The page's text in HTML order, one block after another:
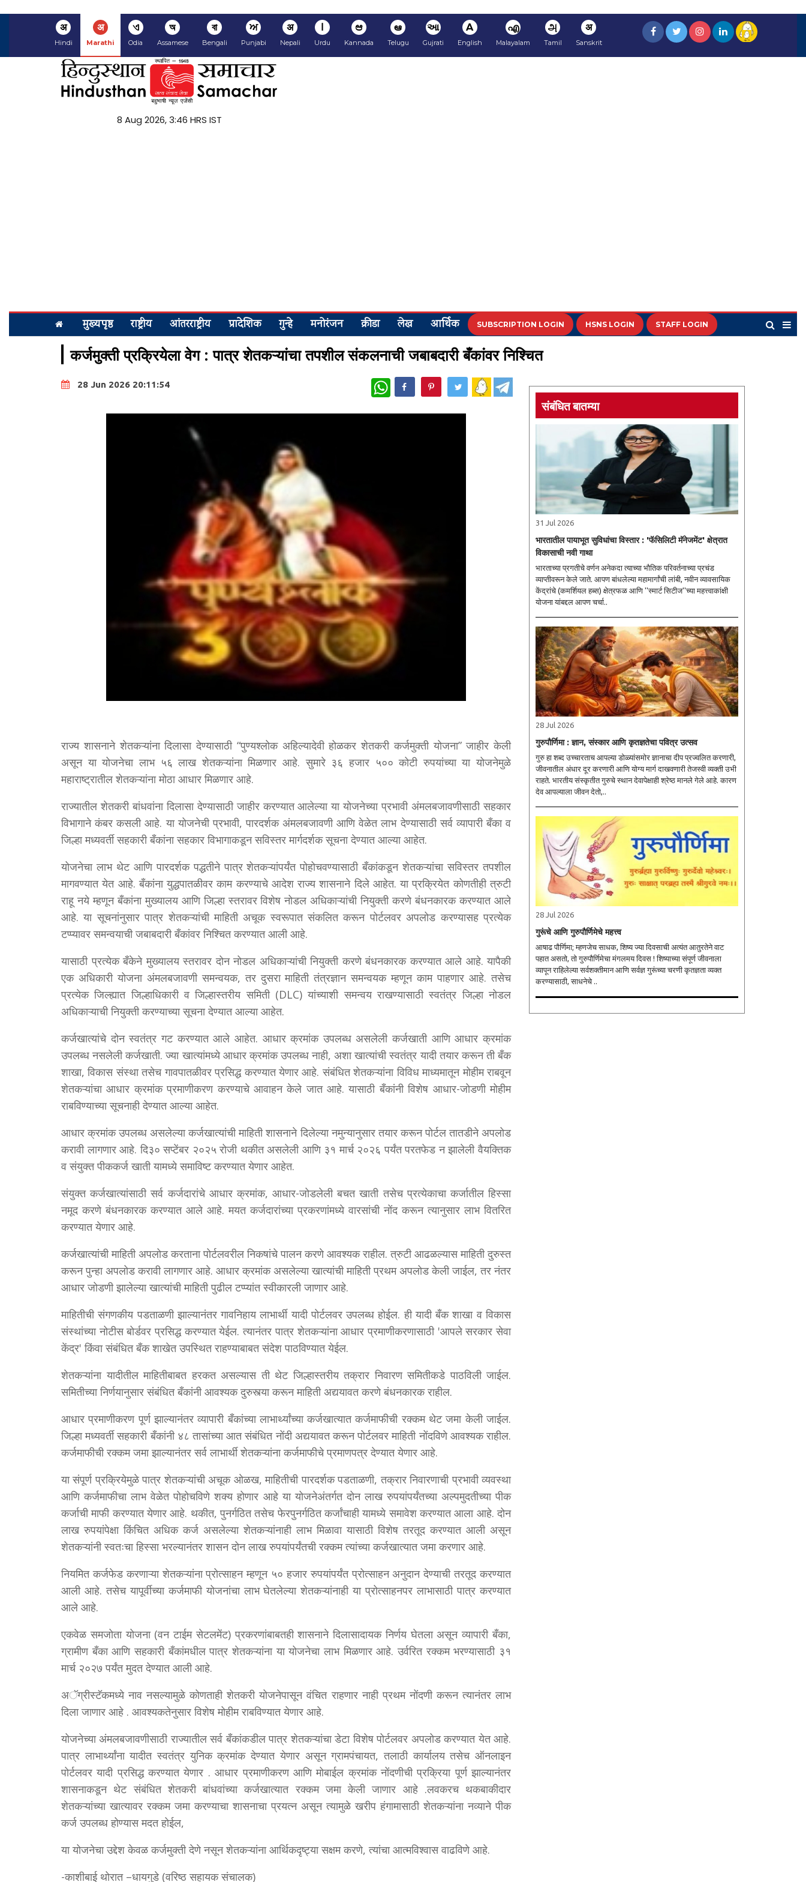
अ
Hindi
अ
Marathi
ଏ
Odia
অ
Assamese
বা
Bengali
ਅ
Punjabi
अ
Nepali
ا
Urdu
ಆ
Kannada
ఆ
Telugu
આ
Gujrati
A
English
എ
Malayalam
அ
Tamil
अ
Sanskrit
8 Aug 2026, 3:46 HRS IST
मुख्यपृष्ठ राष्ट्रीय आंतरराष्ट्रीय प्रादेशिक गुन्हे मनोरंजन क्रीडा लेख आर्थिक SUBSCRIPTION LOGIN HSNS LOGIN STAFF LOGIN
कर्जमुक्ती प्रक्रियेला वेग : पात्र शेतकऱ्यांचा तपशील संकलनाची जबाबदारी बँकांवर निश्चित
28 Jun 2026 20:11:54 WhatsApp
राज्य शासनाने शेतकऱ्यांना दिलासा देण्यासाठी “पुण्यश्लोक अहिल्यादेवी होळकर शेतकरी कर्जमुक्ती योजना” जाहीर केली
असून या योजनेचा लाभ ५६ लाख शेतकऱ्यांना मिळणार आहे. सुमारे ३६ हजार ५०० कोटी रुपयांच्या या योजनेमुळे
महाराष्ट्रातील शेतकऱ्यांना मोठा आधार मिळणार आहे.
राज्यातील शेतकरी बांधवांना दिलासा देण्यासाठी जाहीर करण्यात आलेल्या या योजनेच्या प्रभावी अंमलबजावणीसाठी सहकार
विभागाने कंबर कसली आहे. या योजनेची प्रभावी, पारदर्शक अंमलबजावणी आणि वेळेत लाभ देण्यासाठी सर्व व्यापारी बँका व
जिल्हा मध्यवर्ती सहकारी बँकांना सहकार विभागाकडून सविस्तर मार्गदर्शक सूचना देण्यात आल्या आहेत.
योजनेचा लाभ थेट आणि पारदर्शक पद्धतीने पात्र शेतकऱ्यांपर्यंत पोहोचवण्यासाठी बँकांकडून शेतकऱ्यांचा सविस्तर तपशील
मागवण्यात येत आहे. बँकांना युद्धपातळीवर काम करण्याचे आदेश राज्य शासनाने दिले आहेत. या प्रक्रियेत कोणतीही त्रुटी
राहू नये म्हणून बँकांना मुख्यालय आणि जिल्हा स्तरावर विशेष नोडल अधिकाऱ्यांची नियुक्ती करणे बंधनकारक करण्यात आले
आहे. या सूचनांनुसार पात्र शेतकऱ्यांची माहिती अचूक स्वरूपात संकलित करून पोर्टलवर अपलोड करण्यासह प्रत्येक
टप्प्यावर समन्वयाची जबाबदारी बँकांवर निश्चित करण्यात आली आहे.
यासाठी प्रत्येक बँकेने मुख्यालय स्तरावर दोन नोडल अधिकाऱ्यांची नियुक्ती करणे बंधनकारक करण्यात आले आहे. यापैकी
एक अधिकारी योजना अंमलबजावणी समन्वयक, तर दुसरा माहिती तंत्रज्ञान समन्वयक म्हणून काम पाहणार आहे. तसेच
प्रत्येक जिल्ह्यात जिल्हाधिकारी व जिल्हास्तरीय समिती (DLC) यांच्याशी समन्वय राखण्यासाठी स्वतंत्र जिल्हा नोडल
अधिकाऱ्याची नियुक्ती करण्याच्या सूचना देण्यात आल्या आहेत.
कर्जखात्यांचे दोन स्वतंत्र गट करण्यात आले आहेत. आधार क्रमांक उपलब्ध असलेली कर्जखाती आणि आधार क्रमांक
उपलब्ध नसलेली कर्जखाती. ज्या खात्यांमध्ये आधार क्रमांक उपलब्ध नाही, अशा खात्यांची स्वतंत्र यादी तयार करून ती बँक
शाखा, विकास संस्था तसेच गावपातळीवर प्रसिद्ध करण्यात येणार आहे. संबंधित शेतकऱ्यांना विविध माध्यमातून मोहीम राबवून
शेतकऱ्यांचा आधार क्रमांक प्रमाणीकरण करण्याचे आवाहन केले जात आहे. यासाठी बँकांनी विशेष आधार-जोडणी मोहीम
राबविण्याच्या सूचनाही देण्यात आल्या आहेत.
आधार क्रमांक उपलब्ध असलेल्या कर्जखात्यांची माहिती शासनाने दिलेल्या नमुन्यानुसार तयार करून पोर्टल तातडीने अपलोड
करावी लागणार आहे. दि३० सप्टेंबर २०२५ रोजी थकीत असलेली आणि ३१ मार्च २०२६ पर्यंत परतफेड न झालेली वैयक्तिक
व संयुक्त पीककर्ज खाती यामध्ये समाविष्ट करण्यात येणार आहेत.
संयुक्त कर्जखात्यांसाठी सर्व कर्जदारांचे आधार क्रमांक, आधार-जोडलेली बचत खाती तसेच प्रत्येकाचा कर्जातील हिस्सा
नमूद करणे बंधनकारक करण्यात आले आहे. मयत कर्जदारांच्या प्रकरणांमध्ये वारसांची नोंद करून त्यानुसार लाभ वितरित
करण्यात येणार आहे.
कर्जखात्यांची माहिती अपलोड करताना पोर्टलवरील निकषांचे पालन करणे आवश्यक राहील. त्रुटी आढळल्यास माहिती दुरुस्त
करून पुन्हा अपलोड करावी लागणार आहे. आधार क्रमांक असलेल्या खात्यांची माहिती प्रथम अपलोड केली जाईल, तर नंतर
आधार जोडणी झालेल्या खात्यांची माहिती पुढील टप्प्यांत स्वीकारली जाणार आहे.
माहितीची संगणकीय पडताळणी झाल्यानंतर गावनिहाय लाभार्थी यादी पोर्टलवर उपलब्ध होईल. ही यादी बँक शाखा व विकास
संस्थांच्या नोटीस बोर्डवर प्रसिद्ध करण्यात येईल. त्यानंतर पात्र शेतकऱ्यांना आधार प्रमाणीकरणासाठी 'आपले सरकार सेवा
केंद्र' किंवा संबंधित बँक शाखेत उपस्थित राहण्याबाबत संदेश पाठविण्यात येईल.
शेतकऱ्यांना यादीतील माहितीबाबत हरकत असल्यास ती थेट जिल्हास्तरीय तक्रार निवारण समितीकडे पाठविली जाईल.
समितीच्या निर्णयानुसार संबंधित बँकांनी आवश्यक दुरुस्त्या करून माहिती अद्ययावत करणे बंधनकारक राहील.
आधार प्रमाणीकरण पूर्ण झाल्यानंतर व्यापारी बँकांच्या लाभार्थ्यांच्या कर्जखात्यात कर्जमाफीची रक्कम थेट जमा केली जाईल.
जिल्हा मध्यवर्ती सहकारी बँकांनी ४८ तासांच्या आत संबंधित नोंदी अद्ययावत करून पोर्टलवर माहिती नोंदविणे आवश्यक राहील.
कर्जमाफीची रक्कम जमा झाल्यानंतर सर्व लाभार्थी शेतकऱ्यांना कर्जमाफीचे प्रमाणपत्र देण्यात येणार आहे.
या संपूर्ण प्रक्रियेमुळे पात्र शेतकऱ्यांची अचूक ओळख, माहितीची पारदर्शक पडताळणी, तक्रार निवारणाची प्रभावी व्यवस्था
आणि कर्जमाफीचा लाभ वेळेत पोहोचविणे शक्य होणार आहे या योजनेअंतर्गत दोन लाख रुपयांपर्यंतच्या अल्पमुदतीच्या पीक
कर्जाची माफी करण्यात येणार आहे. थकीत, पुनर्गठित तसेच फेरपुनर्गठित कर्जांचाही यामध्ये समावेश करण्यात आला आहे. दोन
लाख रुपयांपेक्षा किंचित अधिक कर्ज असलेल्या शेतकऱ्यांनाही लाभ मिळावा यासाठी विशेष तरतूद करण्यात आली असून
शेतकऱ्यांनी स्वतःचा हिस्सा भरल्यानंतर शासन दोन लाख रुपयांपर्यंतची रक्कम त्यांच्या कर्जखात्यात जमा करणार आहे.
नियमित कर्जफेड करणाऱ्या शेतकऱ्यांना प्रोत्साहन म्हणून ५० हजार रुपयांपर्यंत प्रोत्साहन अनुदान देण्याची तरतूद करण्यात
आली आहे. तसेच यापूर्वीच्या कर्जमाफी योजनांचा लाभ घेतलेल्या शेतकऱ्यांनाही या प्रोत्साहनपर लाभासाठी पात्र करण्यात
आले आहे.
एकवेळ समजोता योजना (वन टाईम सेटलमेंट) प्रकरणांबाबतही शासनाने दिलासादायक निर्णय घेतला असून व्यापारी बँका,
ग्रामीण बँका आणि सहकारी बँकांमधील पात्र शेतकऱ्यांना या योजनेचा लाभ मिळणार आहे. उर्वरित रक्कम भरण्यासाठी ३१
मार्च २०२७ पर्यंत मुदत देण्यात आली आहे.
अॅग्रीस्टॅकमध्ये नाव नसल्यामुळे कोणताही शेतकरी योजनेपासून वंचित राहणार नाही प्रथम नोंदणी करून त्यानंतर लाभ
दिला जाणार आहे . आवश्यकतेनुसार विशेष मोहीम राबविण्यात येणार आहे.
योजनेच्या अंमलबजावणीसाठी राज्यातील सर्व बँकांकडील पात्र शेतकऱ्यांचा डेटा विशेष पोर्टलवर अपलोड करण्यात येत आहे.
पात्र लाभार्थ्यांना यादीत स्वतंत्र युनिक क्रमांक देण्यात येणार असून ग्रामपंचायत, तलाठी कार्यालय तसेच ऑनलाइन
पोर्टलवर यादी प्रसिद्ध करण्यात येणार . आधार प्रमाणीकरण आणि मोबाईल क्रमांक नोंदणीची प्रक्रिया पूर्ण झाल्यानंतर
शासनाकडून थेट संबंधित शेतकरी बांधवांच्या कर्जखात्यात रक्कम जमा केली जाणार आहे .लवकरच थकबाकीदार
शेतकऱ्यांच्या खात्यावर रक्कम जमा करण्याचा शासनाचा प्रयत्न असून त्यामुळे खरीप हंगामासाठी शेतकऱ्यांना नव्याने पीक
कर्ज उपलब्ध होण्यास मदत होईल,
या योजनेचा उद्देश केवळ कर्जमुक्ती देणे नसून शेतकऱ्यांना आर्थिकदृष्ट्या सक्षम करणे, त्यांचा आत्मविश्वास वाढविणे आहे.
-काशीबाई थोरात –धायगुडे (वरिष्ठ सहायक संचालक)
संबंधित बातम्या
31 Jul 2026
भारतातील पायाभूत सुविधांचा विस्तार : 'फॅसिलिटी मॅनेजमेंट' क्षेत्रात
विकासाची नवी गाथा
भारताच्या प्रगतीचे वर्णन अनेकदा त्याच्या भौतिक परिवर्तनाच्या प्रचंड
व्याप्तीवरून केले जाते. आपण बांधलेल्या महामार्गांची लांबी, नवीन व्यावसायिक
केंद्रांचे (कमर्शियल हब्स) क्षेत्रफळ आणि ''स्मार्ट सिटीज''च्या महत्त्वाकांक्षी
योजना यांबद्दल आपण चर्चा..
28 Jul 2026
गुरुपौर्णिमा : ज्ञान, संस्कार आणि कृतज्ञतेचा पवित्र उत्सव
गुरु हा शब्द उच्चारताच आपल्या डोळ्यांसमोर ज्ञानाचा दीप प्रज्वलित करणारी,
जीवनातील अंधार दूर करणारी आणि योग्य मार्ग दाखवणारी तेजस्वी व्यक्ती उभी
राहते. भारतीय संस्कृतीत गुरुचे स्थान देवापेक्षाही श्रेष्ठ मानले गेले आहे. कारण
देव आपल्याला जीवन देतो,..
28 Jul 2026
गुरूंचे आणि गुरुपौर्णिमेचे महत्त्व
आषाढ पौर्णिमा; म्‍हणजेच साधक, शिष्‍य ज्‍या दिवसाची अत्‍यंत आतुरतेने वाट
पहात असतो, तो गुरुपौर्णिमेचा मंगलमय दिवस ! शिष्‍याच्‍या संपूर्ण जीवनाला
व्‍यापून राहिलेल्‍या सर्वशक्‍तीमान आणि सर्वज्ञ गुरूंच्‍या चरणी कृतज्ञता व्‍यक्‍त
करण्‍यासाठी, साधनेचे ..